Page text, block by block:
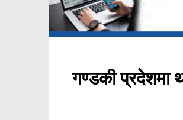
गण्डकी प्रदेशमा